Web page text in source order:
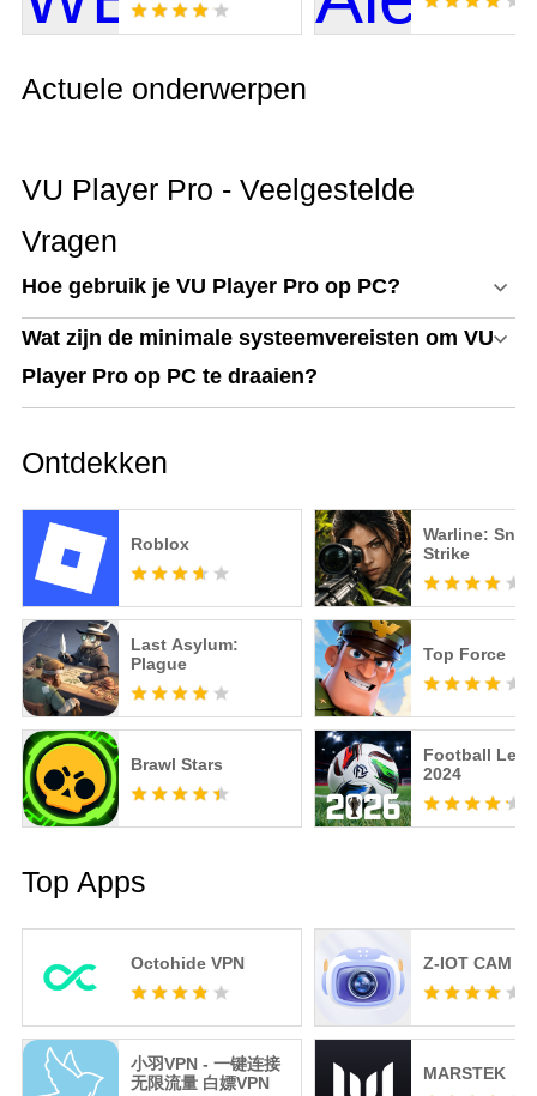
Actuele onderwerpen
VU Player Pro - Veelgestelde
Vragen
Hoe gebruik je VU Player Pro op PC?
Wat zijn de minimale systeemvereisten om VU
Player Pro op PC te draaien?
Ontdekken
Roblox
Warline:
Strike
Last Asylum:
Plague
Top Force
Brawl Stars
Football
2024
Top Apps
Octohide VPN
小羽VPN - 一键连接
无限流量 白嫖VPN
Z-IOT CAM
MARSTEK